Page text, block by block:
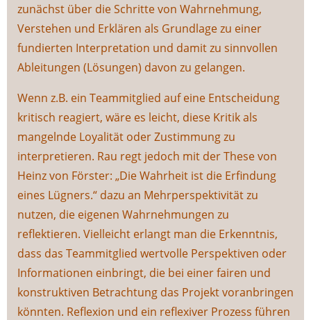
zunächst über die Schritte von Wahrnehmung,
Verstehen und Erklären als Grundlage zu einer
fundierten Interpretation und damit zu sinnvollen
Ableitungen (Lösungen) davon zu gelangen.
Wenn z.B. ein Teammitglied auf eine Entscheidung
kritisch reagiert, wäre es leicht, diese Kritik als
mangelnde Loyalität oder Zustimmung zu
interpretieren. Rau regt jedoch mit der These von
Heinz von Förster: „Die Wahrheit ist die Erfindung
eines Lügners.“ dazu an Mehrperspektivität zu
nutzen, die eigenen Wahrnehmungen zu
reflektieren. Vielleicht erlangt man die Erkenntnis,
dass das Teammitglied wertvolle Perspektiven oder
Informationen einbringt, die bei einer fairen und
konstruktiven Betrachtung das Projekt voranbringen
könnten. Reflexion und ein reflexiver Prozess führen